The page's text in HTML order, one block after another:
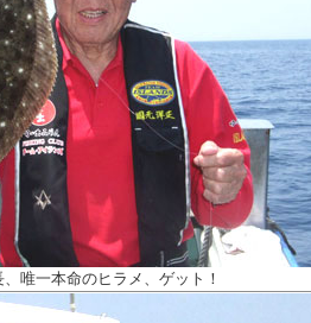
、唯一本命のヒラメ、ゲット！